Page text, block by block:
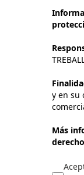
y en su
Más